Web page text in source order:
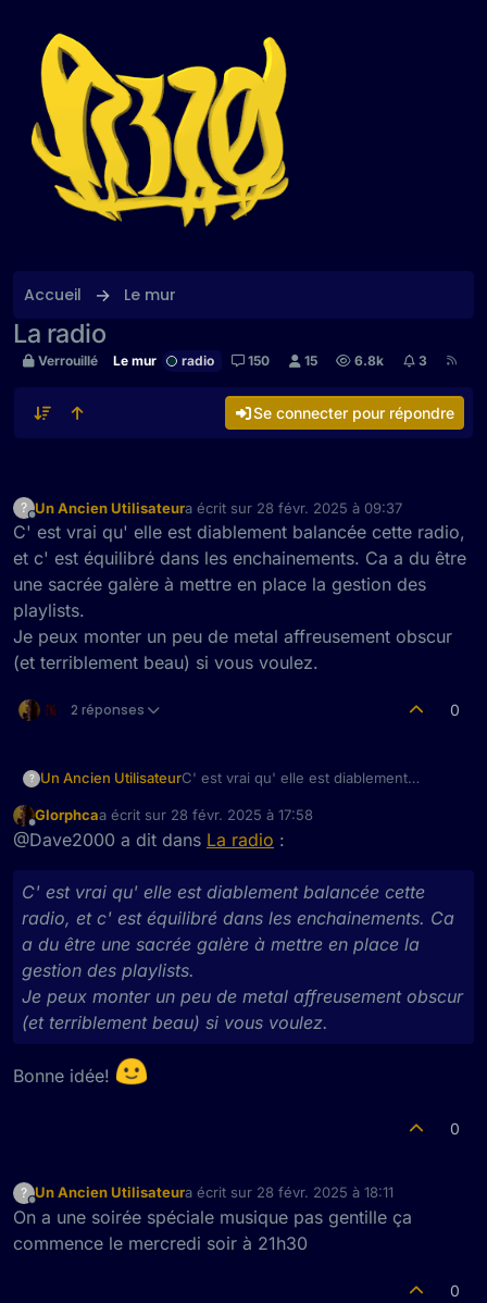
Accueil Le mur
La radio
Verrouillé Le mur radio 150 15 6.8k 3
Se connecter pour répondre
?
Hors-ligne
Un Ancien Utilisateura écrit sur 28 févr. 2025 à 09:37
dernière édition par
C' est vrai qu' elle est diablement balancée cette radio,
et c' est équilibré dans les enchainements. Ca a du être
une sacrée galère à mettre en place la gestion des
playlists.
Je peux monter un peu de metal affreusement obscur
(et terriblement beau) si vous voulez.
2 réponses 0
? Un Ancien UtilisateurC' est vrai qu' elle est diablement
dans les enchainements. Ca a du être
une sacrée galère à mettre en place la
Je peux monter un peu de metal
affreusement obscur (et terriblement
beau) si vous voulez.
Hors-ligne
Glorphcaa écrit sur 28 févr. 2025 à 17:58
dernière édition par
@Dave2000 a dit dans La radio :
C' est vrai qu' elle est diablement balancée cette
radio, et c' est équilibré dans les enchainements. Ca
a du être une sacrée galère à mettre en place la
gestion des playlists.
Je peux monter un peu de metal affreusement obscur
(et terriblement beau) si vous voulez.
Bonne idée!
0
? Un Ancien Utilisateura écrit sur 28 févr. 2025 à 18:11
dernière édition par
On a une soirée spéciale musique pas gentille ça
commence le mercredi soir à 21h30
0